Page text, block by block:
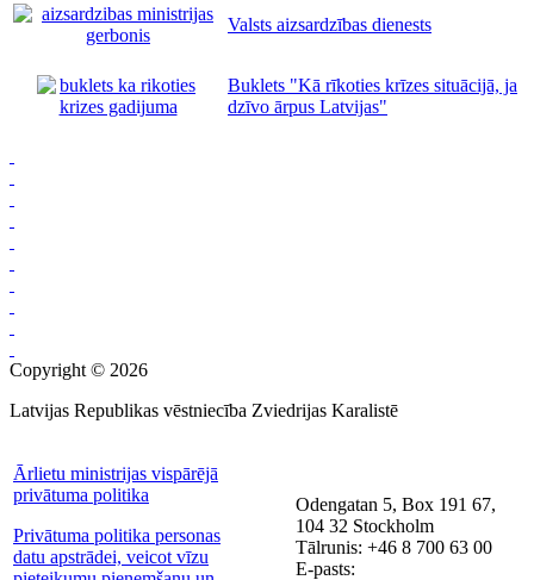
Valsts aizsardzības dienests
Buklets "Kā rīkoties krīzes situācijā, ja
dzīvo ārpus Latvijas"
Copyright © 2026
Latvijas Republikas vēstniecība Zviedrijas Karalistē
Ārlietu ministrijas vispārējā
privātuma politika
Privātuma politika personas
datu apstrādei, veicot vīzu
Odengatan 5, Box 191 67,
104 32 Stockholm
Tālrunis: +46 8 700 63 00
E-pasts: